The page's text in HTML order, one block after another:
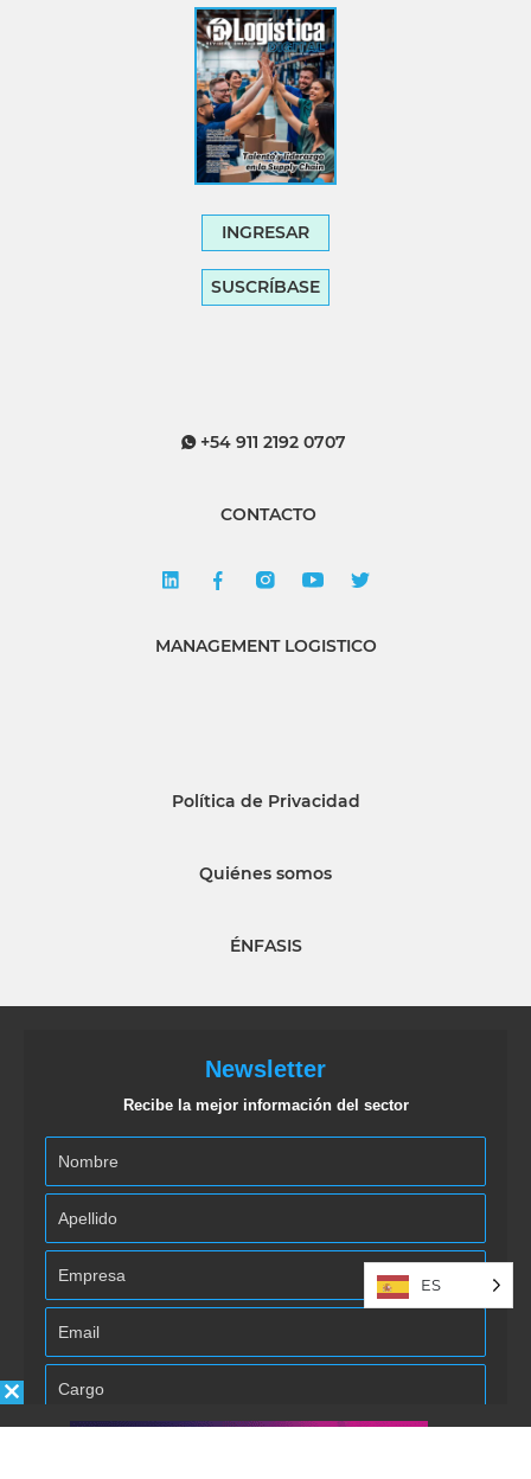
INGRESAR
SUSCRÍBASE
+54 911 2192 0707
CONTACTO
MANAGEMENT LOGISTICO
Política de Privacidad
Quiénes somos
ÉNFASIS
Newsletter
Recibe la mejor información del sector
ES